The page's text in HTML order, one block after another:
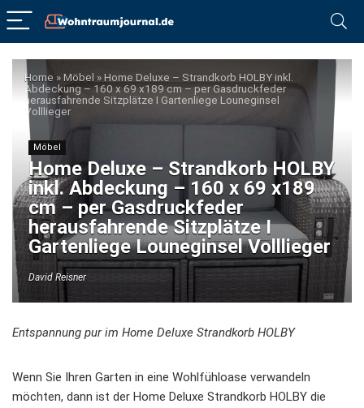
Home »Möbel »Home Deluxe – Strandkorb HOLBY inkl.
Abdeckung – 160 x 69 x189 cm – per Gasdruckfeder
herausfahrende Sitzplätze I Gartenliege Louneginsel
Volllieger
Möbel
Home Deluxe – Strandkorb HOLBY
inkl. Abdeckung – 160 x 69 x189
cm – per Gasdruckfeder
herausfahrende Sitzplätze I
Gartenliege Louneginsel Volllieger
David Reisner
Entspannung pur im Home Deluxe Strandkorb HOLBY
Wenn Sie Ihren Garten in eine Wohlfühloase verwandeln
möchten, dann ist der Home Deluxe Strandkorb HOLBY die